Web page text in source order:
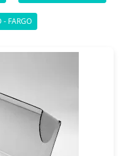
FARGO